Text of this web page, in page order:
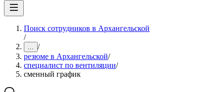
Поиск сотрудников в Архангельской
/
... /
резюме в Архангельской/
специалист по вентиляции/
сменный график